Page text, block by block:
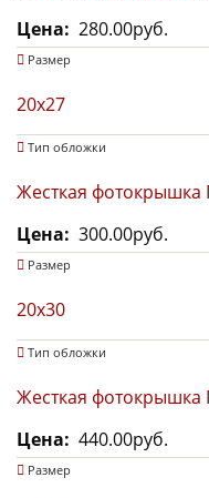
Цена
280.00руб.
Размер
20х27
Тип обложки
Жесткая фотокрышка
Цена
300.00руб.
Размер
20х30
Тип обложки
Жесткая фотокрышка
Цена
440.00руб.
Размер